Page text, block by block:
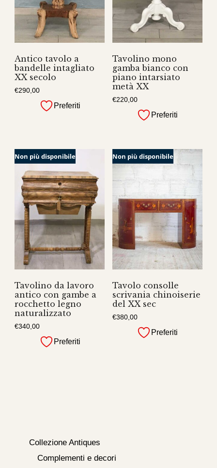
Antico tavolo a
bandelle intagliato
XX secolo
€290,00
Preferiti
Tavolino mono
gamba bianco con
piano intarsiato
metà XX
€220,00
Preferiti
Non più disponibile
Tavolino da lavoro
antico con gambe a
rocchetto legno
naturalizzato
€340,00
Preferiti
Non più disponibile
Tavolo consolle
scrivania chinoiserie
del XX sec
€380,00
Preferiti
Collezione Antiques
Complementi e decori